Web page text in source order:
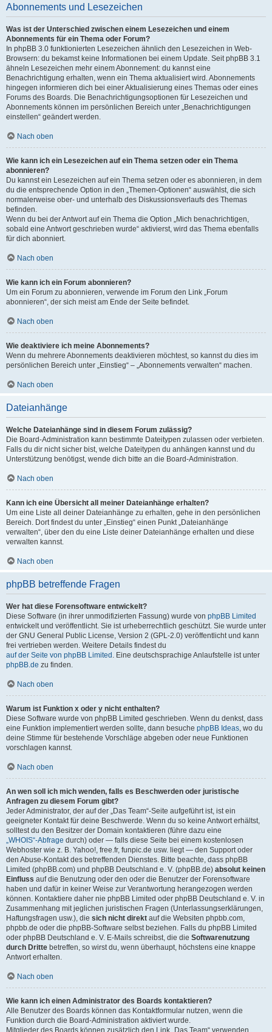
Abonnements und Lesezeichen
Was ist der Unterschied zwischen einem Lesezeichen und einem
Abonnements für ein Thema oder Forum?
In phpBB 3.0 funktionierten Lesezeichen ähnlich den Lesezeichen in Web-
Browsern: du bekamst keine Informationen bei einem Update. Seit phpBB 3.1
ähneln Lesezeichen mehr einem Abonnement: du kannst eine
Benachrichtigung erhalten, wenn ein Thema aktualisiert wird. Abonnements
hingegen informieren dich bei einer Aktualisierung eines Themas oder eines
Forums des Boards. Die Benachrichtigungsoptionen für Lesezeichen und
Abonnements können im persönlichen Bereich unter „Benachrichtigungen
einstellen“ geändert werden.
Nach oben
Wie kann ich ein Lesezeichen auf ein Thema setzen oder ein Thema
abonnieren?
Du kannst ein Lesezeichen auf ein Thema setzen oder es abonnieren, in dem
du die entsprechende Option in den „Themen-Optionen“ auswählst, die sich
normalerweise ober- und unterhalb des Diskussionsverlaufs des Themas
befinden.
Wenn du bei der Antwort auf ein Thema die Option „Mich benachrichtigen,
sobald eine Antwort geschrieben wurde“ aktivierst, wird das Thema ebenfalls
für dich abonniert.
Nach oben
Wie kann ich ein Forum abonnieren?
Um ein Forum zu abonnieren, verwende im Forum den Link „Forum
abonnieren“, der sich meist am Ende der Seite befindet.
Nach oben
Wie deaktiviere ich meine Abonnements?
Wenn du mehrere Abonnements deaktivieren möchtest, so kannst du dies im
persönlichen Bereich unter „Einstieg“ – „Abonnements verwalten“ machen.
Nach oben
Dateianhänge
Welche Dateianhänge sind in diesem Forum zulässig?
Die Board-Administration kann bestimmte Dateitypen zulassen oder verbieten.
Falls du dir nicht sicher bist, welche Dateitypen du anhängen kannst und du
Unterstützung benötigst, wende dich bitte an die Board-Administration.
Nach oben
Kann ich eine Übersicht all meiner Dateianhänge erhalten?
Um eine Liste all deiner Dateianhänge zu erhalten, gehe in den persönlichen
Bereich. Dort findest du unter „Einstieg“ einen Punkt „Dateianhänge
verwalten“, über den du eine Liste deiner Dateianhänge erhalten und diese
verwalten kannst.
Nach oben
phpBB betreffende Fragen
Wer hat diese Forensoftware entwickelt?
Diese Software (in ihrer unmodifizierten Fassung) wurde von phpBB Limited
entwickelt und veröffentlicht. Sie ist urheberrechtlich geschützt. Sie wurde unter
der GNU General Public License, Version 2 (GPL-2.0) veröffentlicht und kann
frei vertrieben werden. Weitere Details findest du
auf der Seite von phpBB Limited . Eine deutschsprachige Anlaufstelle ist unter
phpBB.de zu finden.
Nach oben
Warum ist Funktion x oder y nicht enthalten?
Diese Software wurde von phpBB Limited geschrieben. Wenn du denkst, dass
eine Funktion implementiert werden sollte, dann besuche phpBB Ideas, wo du
deine Stimme für bestehende Vorschläge abgeben oder neue Funktionen
vorschlagen kannst.
Nach oben
An wen soll ich mich wenden, falls es Beschwerden oder juristische
Anfragen zu diesem Forum gibt?
Jeder Administrator, der auf der „Das Team“-Seite aufgeführt ist, ist ein
geeigneter Kontakt für deine Beschwerde. Wenn du so keine Antwort erhältst,
solltest du den Besitzer der Domain kontaktieren (führe dazu eine
„WHOIS“-Abfrage durch) oder — falls diese Seite bei einem kostenlosen
Webhoster wie z. B. Yahoo!, free.fr, funpic.de usw. liegt — den Support oder
den Abuse-Kontakt des betreffenden Dienstes. Bitte beachte, dass phpBB
Limited (phpBB.com) und phpBB Deutschland e. V. (phpBB.de) absolut keinen
Einfluss auf die Benutzung oder den oder die Benutzer der Forensoftware
haben und dafür in keiner Weise zur Verantwortung herangezogen werden
können. Kontaktiere daher nie phpBB Limited oder phpBB Deutschland e. V. in
Zusammenhang mit jeglichen juristischen Fragen (Unterlassungserklärungen,
Haftungsfragen usw.), die sich nicht direkt auf die Websiten phpbb.com,
phpbb.de oder die phpBB-Software selbst beziehen. Falls du phpBB Limited
oder phpBB Deutschland e. V. E-Mails schreibst, die die Softwarenutzung
durch Dritte betreffen, so wirst du, wenn überhaupt, höchstens eine knappe
Antwort erhalten.
Nach oben
Wie kann ich einen Administrator des Boards kontaktieren?
Alle Benutzer des Boards können das Kontaktformular nutzen, wenn die
Funktion durch die Board-Administration aktiviert wurde.
Mitglieder des Boards können zusätzlich den Link „Das Team“ verwenden.